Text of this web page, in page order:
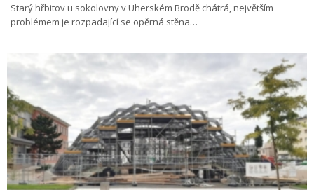
Starý hřbitov u sokolovny v Uherském Brodě chátrá, největším
problémem je rozpadající se opěrná stěna…